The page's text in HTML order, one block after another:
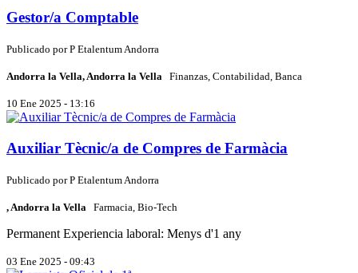
Gestor/a Comptable
Publicado porP Etalentum Andorra
Andorra la Vella, Andorra la Vella Finanzas, Contabilidad, Banca
10 Ene 2025 - 13:16
Auxiliar Tècnic/a de Compres de Farmàcia
Publicado porP Etalentum Andorra
, Andorra la Vella Farmacia, Bio-Tech
Permanent Experiencia laboral: Menys d'1 any
03 Ene 2025 - 09:43